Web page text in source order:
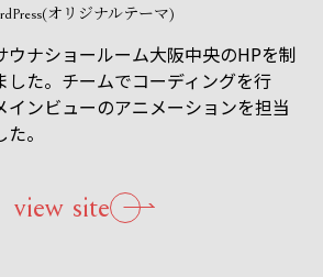
オリジナルテーマ)
ウナショールーム大阪中央のHPを制
した。チームでコーディングを行
インビューのアニメーションを担当
。
view site